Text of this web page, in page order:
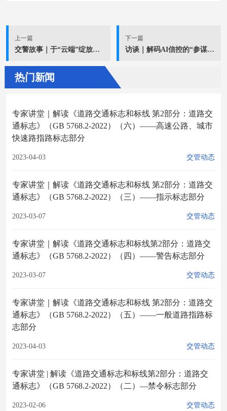
上一篇
交警故事｜于“云端”绽放出璀璨光彩——记山东省临沂市公安局交管支队兰山区启阳大队特勤中队
下一篇
访谈｜解码AI信控的“参谋”身份
热门新闻
专家讲堂｜解读《道路交通标志和标线 第2部分：道路交
通标志》（GB 5768.2-2022）（六）——高速公路、城市
快速路指路标志部分
2023-04-03 交管动态
专家讲堂｜解读《道路交通标志和标线 第2部分：道路交
通标志》（GB 5768.2-2022）（三）——指示标志部分
2023-03-07 交管动态
专家讲堂｜解读《道路交通标志和标线第2部分：道路交
通标志》（GB 5768.2-2022）（四）——警告标志部分
2023-03-07 交管动态
专家讲堂｜解读《道路交通标志和标线 第2部分：道路交
通标志》（GB 5768.2-2022）（五）——一般道路指路标
志部分
2023-04-03 交管动态
专家讲堂 | 解读《道路交通标志和标线第2部分：道路交
通标志》（GB 5768.2-2022）（二）—禁令标志部分
2023-02-06 交管动态